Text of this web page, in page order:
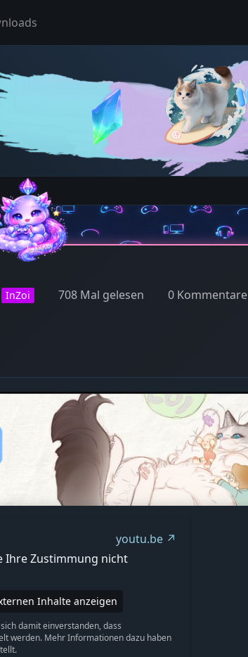
InZoi 708 Mal gelesen 0 Kommentare
youtu.be
Ihre Zustimmung nicht
Inhalte anzeigen
damit einverstanden, dass
werden. Mehr Informationen dazu haben